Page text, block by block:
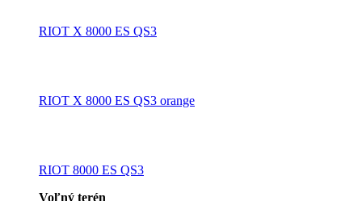
RIOT X 8000 ES QS3
RIOT X 8000 ES QS3 orange
RIOT 8000 ES QS3
Voľný terén